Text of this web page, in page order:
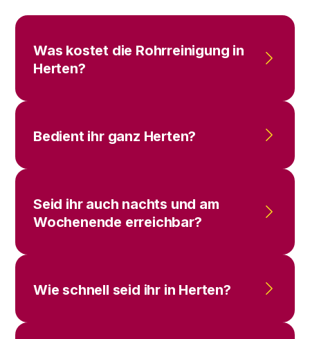
Was kostet die Rohrreinigung in
Herten?
Bedient ihr ganz Herten?
Seid ihr auch nachts und am
Wochenende erreichbar?
Wie schnell seid ihr in Herten?